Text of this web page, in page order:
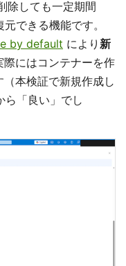
除しても一定期間
できる機能です。
by default により 新
際にはコンテナーを作
本検証で新規作成し
ら「良い」でし